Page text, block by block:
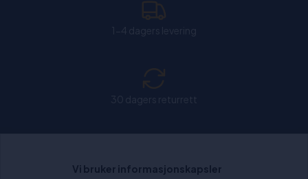
Chat: Åpen alle hverdager fra kl. 11:00-15:30.
Vi bruker informasjonskapsler